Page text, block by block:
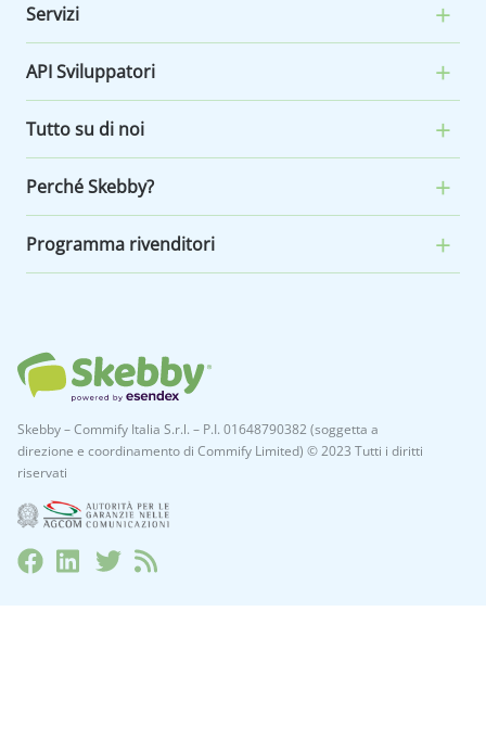
Servizi
API Sviluppatori
Tutto su di noi
Perché Skebby?
Programma rivenditori
Skebby – Commify Italia S.r.l. – P.I. 01648790382 (soggetta a
direzione e coordinamento di Commify Limited) © 2023 Tutti i diritti
riservati